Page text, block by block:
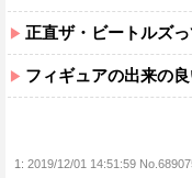
正直ザ・ビートルズ
フィギュアの出来の
1: 2019/12/01 14:51:59